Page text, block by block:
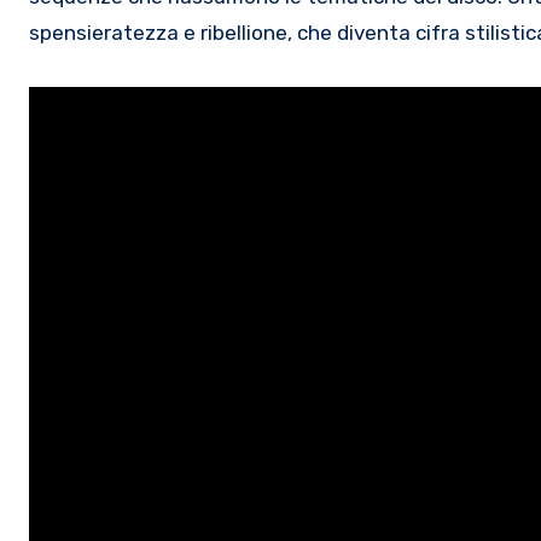
spensieratezza e ribellione, che diventa cifra